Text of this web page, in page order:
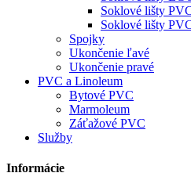
Soklové lišty
Soklové lišty
Spojky
Ukončenie ľavé
Ukončenie pravé
PVC a Linoleum
Bytové PVC
Marmoleum
Záťažové PVC
Služby
Informácie